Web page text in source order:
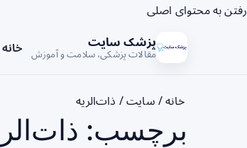
رفتن به محتوای اصلی
پزشک سایت
مقالات پزشکی، سلامت و آموزش خانه
خانه/ سایت/ ذات‌الریه
برچسب: